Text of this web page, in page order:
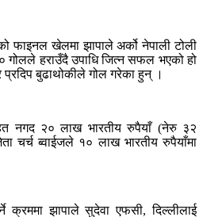
फाइनल खेलमा झापाले अर्को नेपाली टोली
गोलले हराउँदै उपाधि जित्न सफल भएको हो
प्रदिप बुढाथोकीले गोल गरेका हुन् ।
नगद २० लाख भारतीय रुपैयाँ (नेरु ३२
चर्च ब्वाईजले १० लाख भारतीय रुपैयाँमा
क्रममा झापाले सुदेवा एफसी, दिल्लीलाई